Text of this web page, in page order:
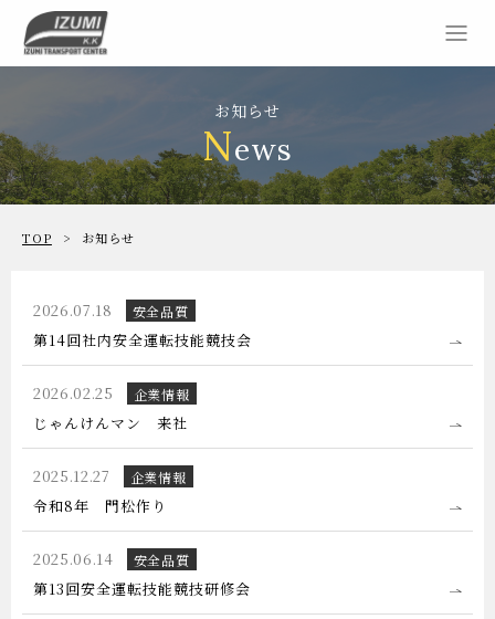
お知らせ
News
TOP お知らせ
2026.07.18 安全品質
第14回社内安全運転技能競技会
2026.02.25 企業情報
じゃんけんマン 来社
2025.12.27 企業情報
令和8年 門松作り
2025.06.14 安全品質
第13回安全運転技能競技研修会